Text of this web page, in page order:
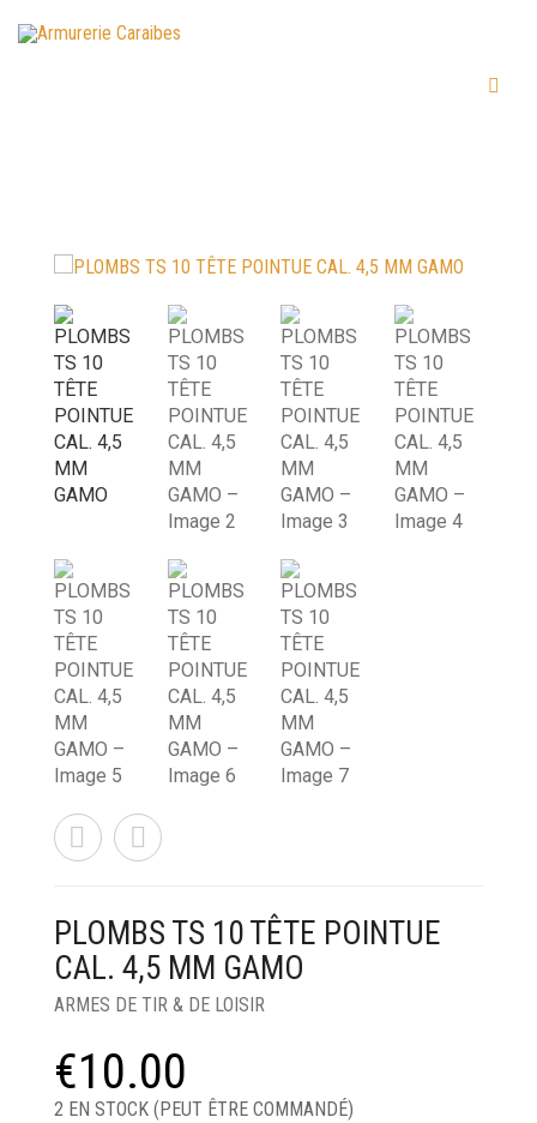
PLOMBS TS 10 TÊTE POINTUE
CAL. 4,5 MM GAMO
ARMES DE TIR & DE LOISIR
€10.00
2 EN STOCK (PEUT ÊTRE COMMANDÉ)